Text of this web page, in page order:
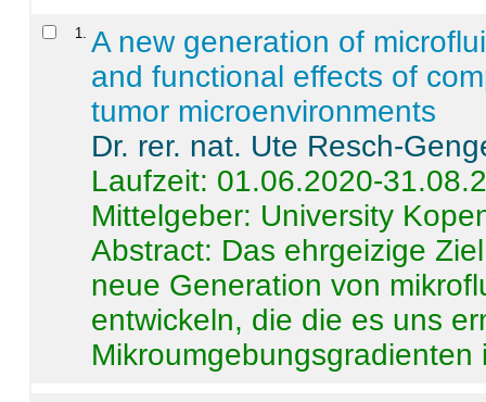
1
A new generation of
and functional effects of
tumor microenvironments
Dr. rer. nat. Ute Resch-
Laufzeit: 01.06.2020-
Mittelgeber: University
Abstract: Das ehrgeizige
neue Generation von
entwickeln, die die es uns
Mikroumgebungsgradienten